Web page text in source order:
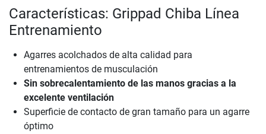
Características: Grippad Chiba Línea
Entrenamiento
Agarres acolchados de alta calidad para
entrenamientos de musculación
Sin sobrecalentamiento de las manos gracias a la
excelente ventilación
Superficie de contacto de gran tamaño para un agarre
óptimo